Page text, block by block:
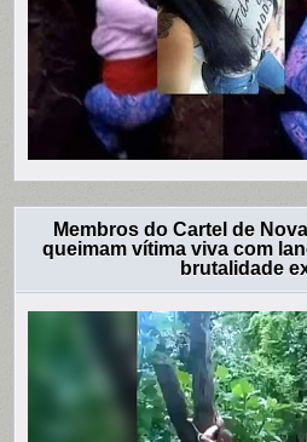
Membros do Cartel de
queimam vítima viva com
brutalidade